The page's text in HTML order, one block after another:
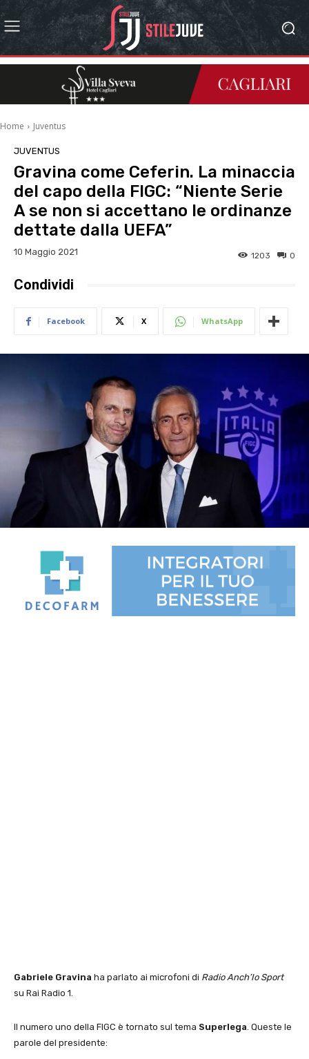
Home Juventus
JUVENTUS
Gravina come Ceferin. La minaccia
del capo della FIGC: “Niente Serie
A se non si accettano le ordinanze
dettate dalla UEFA”
10 Maggio 2021 0
1203
Condividi
Facebook X WhatsApp
Gabriele Gravina ha parlato ai microfoni di Radio Anch’Io Sport
su Rai Radio 1.
Il numero uno della FIGC è tornato sul tema Superlega . Queste le
parole del presidente: